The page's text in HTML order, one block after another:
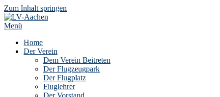
Zum Inhalt springen
Menü
Home
Der Verein
Dem Verein Beitreten
Der Flugzeugpark
Der Flugplatz
Fluglehrer
Der Vorstand